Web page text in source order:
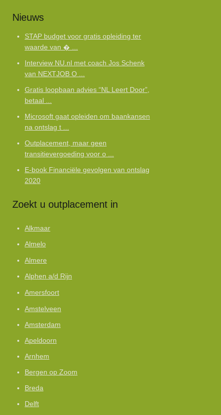
Nieuws
STAP budget voor gratis opleiding ter
waarde van � ...
Interview NU.nl met coach Jos Schenk
van NEXTJOB O ...
Gratis loopbaan advies “NL Leert Door”,
betaal ...
Microsoft gaat opleiden om baankansen
na ontslag t ...
Outplacement, maar geen
transitievergoeding voor o ...
E-book Financiële gevolgen van ontslag
2020
Zoekt u outplacement in
Alkmaar
Almelo
Almere
Alphen a/d Rijn
Amersfoort
Amstelveen
Amsterdam
Apeldoorn
Arnhem
Bergen op Zoom
Breda
Delft